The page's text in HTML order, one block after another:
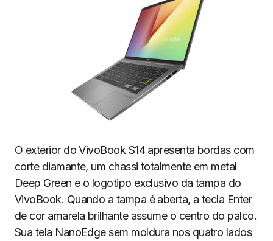
O exterior do VivoBook S14 apresenta bordas com
corte diamante, um chassi totalmente em metal
Deep Green e o logotipo exclusivo da tampa do
VivoBook. Quando a tampa é aberta, a tecla Enter
de cor amarela brilhante assume o centro do palco.
Sua tela NanoEdge sem moldura nos quatro lados